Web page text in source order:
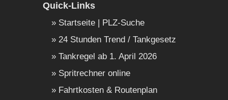
Quick-Links
Startseite | PLZ-Suche
24 Stunden Trend / Tankgesetz
Tankregel ab 1. April 2026
Spritrechner online
Fahrtkosten & Routenplan